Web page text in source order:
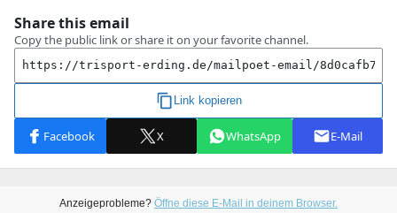
Anzeigeprobleme? Öffne diese E-Mail in deinem Browser.